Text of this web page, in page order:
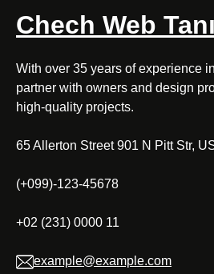
Chech Web
With over 35 years of experience
partner with owners and design
high-quality projects.
65 Allerton Street 901 N Pitt Str,
(+099)-123-45678
+02 (231) 0000 11
example@example.com